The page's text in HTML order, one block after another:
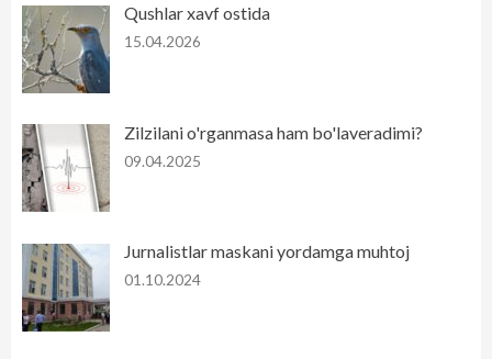
Qushlar xavf ostida
15.04.2026
Zilzilani o'rganmasa ham bo'laveradimi?
09.04.2025
Jurnalistlar maskani yordamga muhtoj
01.10.2024